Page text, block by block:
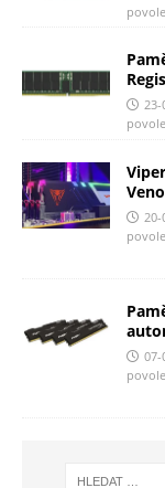
23-
20-
07-